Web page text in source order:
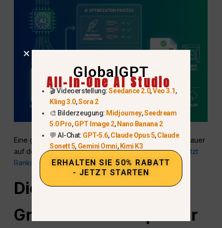
Eine gut geschriebene Grammatik erhöht die Verweildauer
auf der Seite und das Vertrauen, was indirektunterstützt
Rankings.
Die besten ChatGPT-
Grammatik-Prompts für
GlobalGPT
All-In-One AI Studio
🎬 Videoerstellung:Seedance 2.0,Veo 3.1,
Kling 3.0,Sora 2
🎨 Bilderzeugung: Midjourney,Seedream
5.0 Pro,GPT Image 2, Nano Banana 2
💬 AI-Chat: GPT-5.6,Claude Opus 5,Claude
Sonett 5, Gemini Omni, Kimi K3
ERHALTEN SIE 50% RABATT
- JETZT STARTEN